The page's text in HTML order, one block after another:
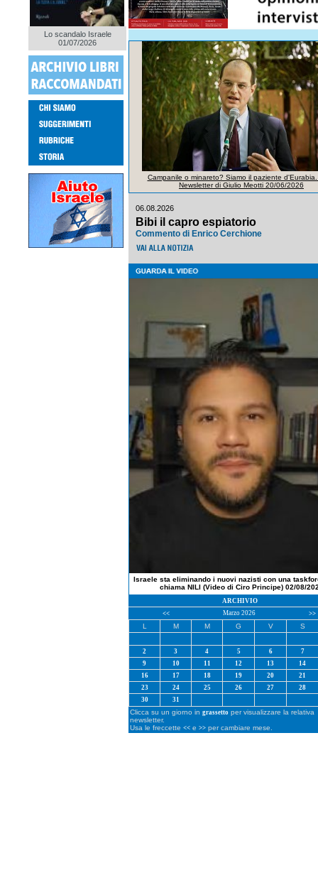
Lo scandalo Israele
01/07/2026
Campanile o minareto? Siamo il paziente d'Eurabia.
Newsletter di Giulio Meotti 20/06/2026
06.08.2026
Bibi il capro espiatorio
Commento di Enrico Cerchione
Israele sta eliminando i nuovi nazisti con una
chiama NILI (Video di Ciro Principe) 02/08/
ARCHIVIO
<<
Marzo 2026 >>
L M M G V S
2 3 4 5 6
7
9
10 11 12 13
14
16
17 18 19 20
21
23
24 25 26 27
28
30
31
Clicca su un giorno in grassetto per visualizzare la relativa
newsletter.
Usa le freccette << e >> per cambiare mese.